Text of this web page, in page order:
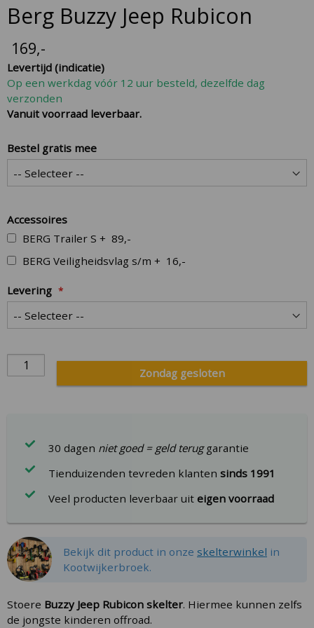
Berg Buzzy Jeep Rubicon
169,-
Levertijd (indicatie)
Op een werkdag vóór 12 uur besteld, dezelfde dag
verzonden
Vanuit voorraad leverbaar.
Bestel gratis mee
Accessoires
BERG Trailer S + 89,-
BERG Veiligheidsvlag s/m + 16,-
Levering
Zondag gesloten
30 dagen niet goed = geld teruggarantie
Tienduizenden tevreden klantensinds 1991
Veel producten leverbaar uiteigen voorraad
Bekijk dit product in onze skelterwinkel in
Kootwijkerbroek.
Stoere Buzzy Jeep Rubicon skelter. Hiermee kunnen zelfs
de jongste kinderen offroad.
Skip
to
beginning
of
the
images
gallery